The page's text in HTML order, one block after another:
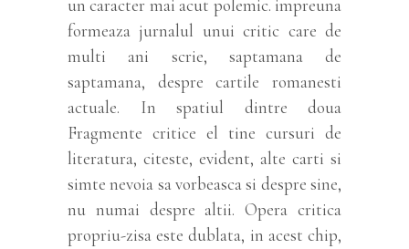
un caracter mai acut polemic. impreuna
formeaza jurnalul unui critic care de
multi ani scrie, saptamana de
saptamana, despre cartile romanesti
actuale. In spatiul dintre doua
Fragmente critice el tine cursuri de
literatura, citeste, evident, alte carti si
simte nevoia sa vorbeasca si despre sine,
nu numai despre altii. Opera critica
propriu-zisa este dublata, in acest chip,